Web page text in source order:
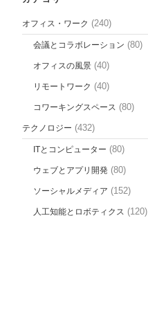
オフィス・ワーク (240)
会議とコラボレーション (80)
オフィスの風景 (40)
リモートワーク (40)
コワーキングスペース (80)
テクノロジー (432)
ITとコンピューター (80)
ウェブとアプリ開発 (80)
ソーシャルメディア (152)
人工知能とロボティクス (120)